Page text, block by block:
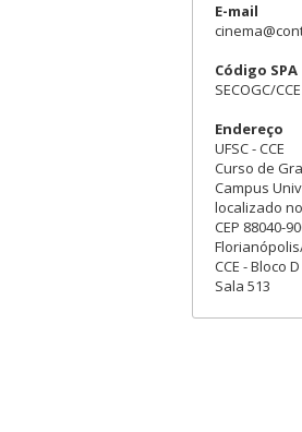
E-mail
Código SPA
SECOGC/CCE
Endereço
UFSC - CCE
Curso de
Campus
localizado
CEP 88040-
CCE - Bloco D
Sala 513